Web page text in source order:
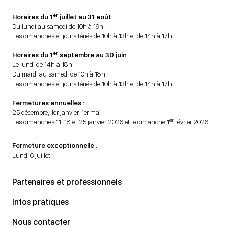
Horaires du 1er juillet au 31 août
Du lundi au samedi de 10h à 19h.
Les dimanches et jours fériés de 10h à 13h et de 14h à 17h.
Horaires du 1er septembre au 30 juin
Le lundi de 14h à 18h.
Du mardi au samedi de 10h à 18h.
Les dimanches et jours fériés de 10h à 13h et de 14h à 17h.
Fermetures annuelles :
25 décembre, 1er janvier, 1er mai
Les dimanches 11, 18 et 25 janvier 2026 et le dimanche 1er février 2026.
Fermeture exceptionnelle :
Lundi 6 juillet
Partenaires et professionnels
Infos pratiques
Nous contacter